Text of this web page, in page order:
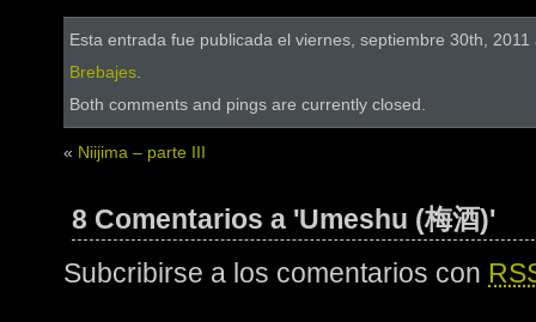
Esta entrada fue publicada el viernes, septiembre 30th,
Brebajes.
Both comments and pings are currently closed.
« Niijima – parte III
8 Comentarios a 'Umeshu (梅酒)'
Subcribirse a los comentarios con